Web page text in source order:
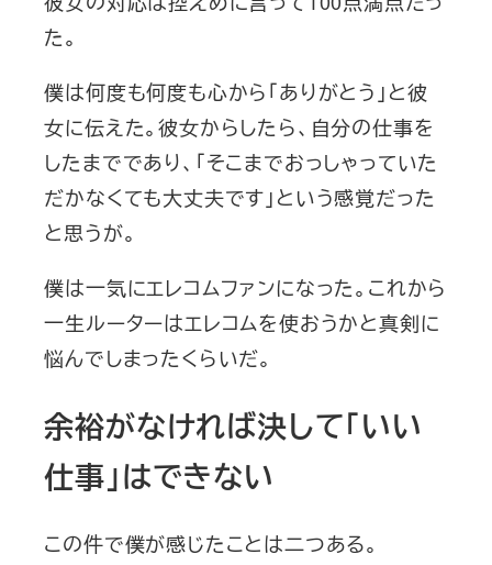
た。
僕は何度も何度も心から「ありがとう」と彼
女に伝えた。彼女からしたら、自分の仕事を
したまでであり、「そこまでおっしゃっていた
だかなくても大丈夫です」という感覚だった
と思うが。
僕は一気にエレコムファンになった。これから
一生ルーターはエレコムを使おうかと真剣に
悩んでしまったくらいだ。
余裕がなければ決して「いい
仕事」はできない
この件で僕が感じたことは二つある。